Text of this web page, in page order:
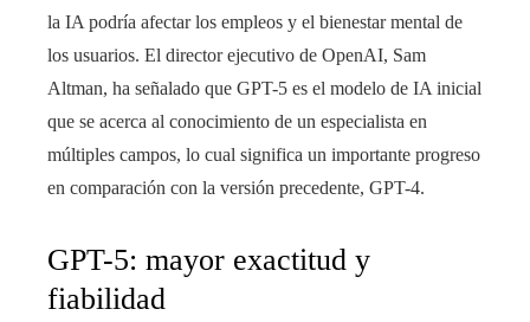
la IA podría afectar los empleos y el bienestar mental de
los usuarios. El director ejecutivo de OpenAI, Sam
Altman, ha señalado que GPT-5 es el modelo de IA inicial
que se acerca al conocimiento de un especialista en
múltiples campos, lo cual significa un importante progreso
en comparación con la versión precedente, GPT-4.
GPT-5: mayor exactitud y
fiabilidad